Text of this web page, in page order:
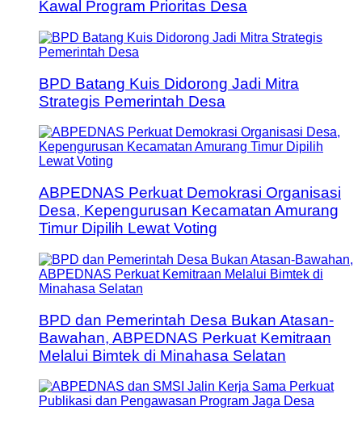
Kawal Program Prioritas Desa
BPD Batang Kuis Didorong Jadi Mitra
Strategis Pemerintah Desa
ABPEDNAS Perkuat Demokrasi Organisasi
Desa, Kepengurusan Kecamatan Amurang
Timur Dipilih Lewat Voting
BPD dan Pemerintah Desa Bukan Atasan-
Bawahan, ABPEDNAS Perkuat Kemitraan
Melalui Bimtek di Minahasa Selatan